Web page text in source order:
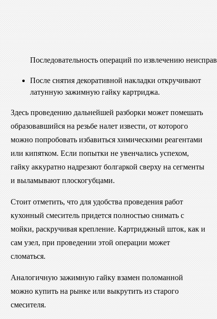
Последовательность операций по извлечению
После снятия декоративной накладки откручивают
латунную зажимную гайку картриджа.
Здесь проведению дальнейшей разборки может помешать
образовавшийся на резьбе налет извести, от которого
можно попробовать избавиться химическими реагентами
или кипятком. Если попытки не увенчались успехом,
гайку аккуратно надрезают болгаркой сверху на сегменты
и выламывают плоскогубцами.
Стоит отметить, что для удобства проведения работ
кухонный смеситель придется полностью снимать с
мойки, раскручивая крепление. Картриджный шток, как и
сам узел, при проведении этой операции может
сломаться.
Аналогичную зажимную гайку взамен поломанной
можно купить на рынке или выкрутить из старого
смесителя.